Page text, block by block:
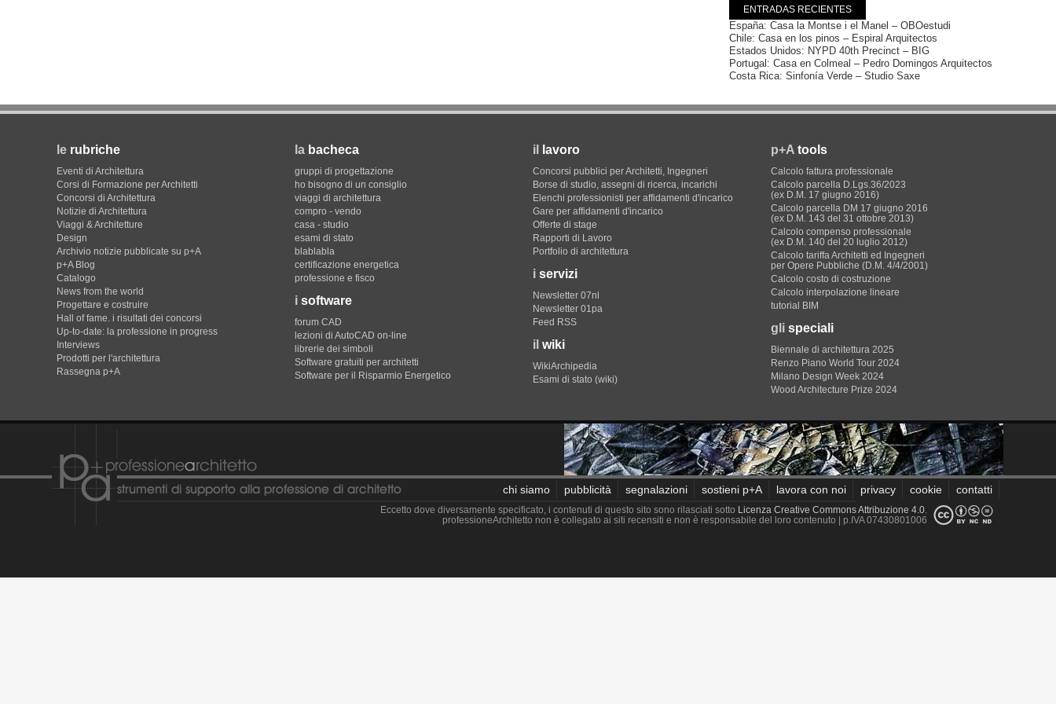
ENTRADAS RECIENTES
España: Casa la Montse i el Manel – OBOestudi
Chile: Casa en los pinos – Espiral Arquitectos
Estados Unidos: NYPD 40th Precinct – BIG
Portugal: Casa en Colmeal – Pedro Domingos Arquitectos
Costa Rica: Sinfonía Verde – Studio Saxe
le rubriche
Eventi di Architettura
Corsi di Formazione per Architetti
Concorsi di Architettura
Notizie di Architettura
Viaggi & Architetture
Design
Archivio notizie pubblicate su p+A
p+A Blog
Catalogo
News from the world
Progettare e costruire
Hall of fame. i risultati dei concorsi
Up-to-date: la professione in progress
Interviews
Prodotti per l'architettura
Rassegna p+A
la bacheca
gruppi di progettazione
ho bisogno di un consiglio
viaggi di architettura
compro - vendo
casa - studio
esami di stato
blablabla
certificazione energetica
professione e fisco
i software
forum CAD
lezioni di AutoCAD on-line
librerie dei simboli
Software gratuiti per architetti
Software per il Risparmio Energetico
il lavoro
Concorsi pubblici per Architetti, Ingegneri
Borse di studio, assegni di ricerca, incarichi
Elenchi professionisti per affidamenti d'incarico
Gare per affidamenti d'incarico
Offerte di stage
Rapporti di Lavoro
Portfolio di architettura
i servizi
Newsletter 07nl
Newsletter 01pa
Feed RSS
il wiki
WikiArchipedia
Esami di stato (wiki)
p+A tools
Calcolo fattura professionale
Calcolo parcella D.Lgs.36/2023
(ex D.M. 17 giugno 2016)
Calcolo parcella DM 17 giugno 2016
(ex D.M. 143 del 31 ottobre 2013)
Calcolo compenso professionale
(ex D.M. 140 del 20 luglio 2012)
Calcolo tariffa Architetti ed Ingegneri
per Opere Pubbliche (D.M. 4/4/2001)
Calcolo costo di costruzione
Calcolo interpolazione lineare
tutorial BIM
gli speciali
Biennale di architettura 2025
Renzo Piano World Tour 2024
Milano Design Week 2024
Wood Architecture Prize 2024
chi siamo pubblicità segnalazioni sostieni p+A lavora con noi privacy cookie contatti
Eccetto dove diversamente specificato, i contenuti di questo sito sono rilasciati sotto Licenza Creative Commons Attribuzione 4.0.
professioneArchitetto non è collegato ai siti recensiti e non è responsabile del loro contenuto
| p.IVA 07430801006